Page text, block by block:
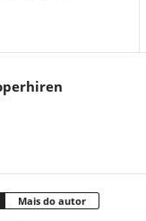
Mais do autor